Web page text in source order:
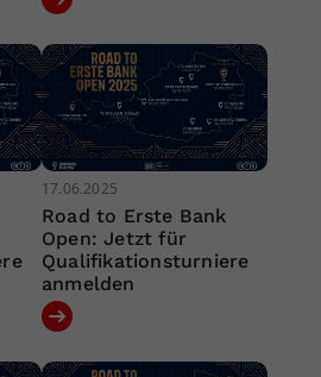
17.06.2025
Road to Erste Bank
Open: Jetzt für
Qualifikationsturniere
anmelden